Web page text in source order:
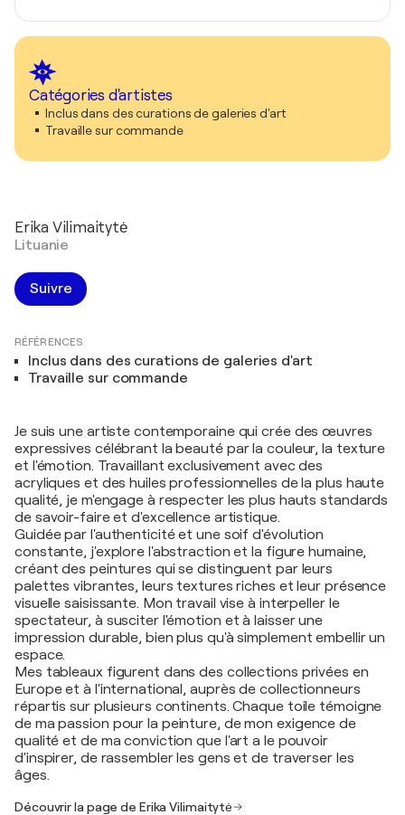
Catégories d'artistes
Inclus dans des curations de galeries d'art
Travaille sur commande
Erika Vilimaitytė
Lituanie
Suivre
RÉFÉRENCES
Inclus dans des curations de galeries d'art
Travaille sur commande
Je suis une artiste contemporaine qui crée des œuvres
expressives célébrant la beauté par la couleur, la texture
et l'émotion. Travaillant exclusivement avec des
acryliques et des huiles professionnelles de la plus haute
qualité, je m'engage à respecter les plus hauts standards
de savoir-faire et d'excellence artistique.
Guidée par l'authenticité et une soif d'évolution
constante, j'explore l'abstraction et la figure humaine,
créant des peintures qui se distinguent par leurs
palettes vibrantes, leurs textures riches et leur présence
visuelle saisissante. Mon travail vise à interpeller le
spectateur, à susciter l'émotion et à laisser une
impression durable, bien plus qu'à simplement embellir un
espace.
Mes tableaux figurent dans des collections privées en
Europe et à l'international, auprès de collectionneurs
répartis sur plusieurs continents. Chaque toile témoigne
de ma passion pour la peinture, de mon exigence de
qualité et de ma conviction que l'art a le pouvoir
d'inspirer, de rassembler les gens et de traverser les
âges.
Découvrir la page de Erika Vilimaitytė